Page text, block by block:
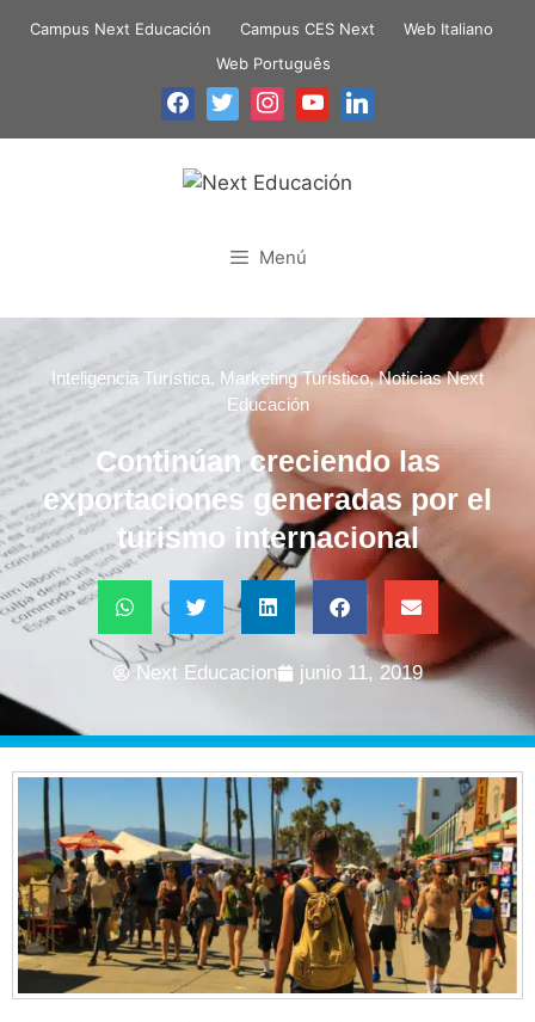
Campus Next Educación Campus CES Next
Web Italiano
Web Português
Menú
Inteligencia Turística, Marketing Turístico,Noticias Next
Educación
Continúan creciendo las
exportaciones generadas por el
turismo internacional
Next Educacion junio 11, 2019